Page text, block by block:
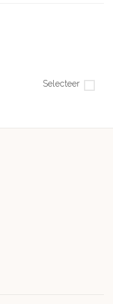
Selecteer